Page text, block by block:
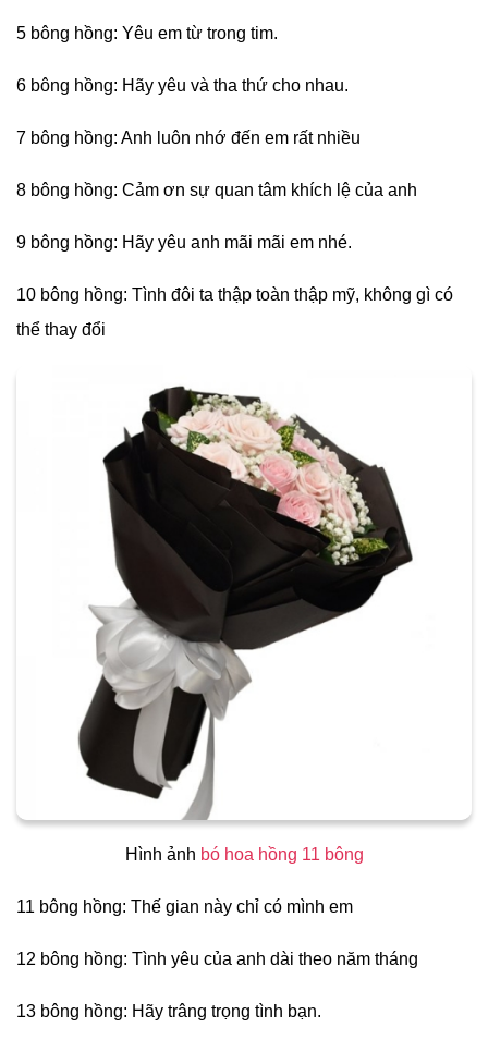
5 bông hồng: Yêu em từ trong tim.
6 bông hồng: Hãy yêu và tha thứ cho nhau.
7 bông hồng: Anh luôn nhớ đến em rất nhiều
8 bông hồng: Cảm ơn sự quan tâm khích lệ của anh
9 bông hồng: Hãy yêu anh mãi mãi em nhé.
10 bông hồng: Tình đôi ta thập toàn thập mỹ, không gì có
thể thay đổi
Hình ảnh bó hoa hồng 11 bông
11 bông hồng: Thế gian này chỉ có mình em
12 bông hồng: Tình yêu của anh dài theo năm tháng
13 bông hồng: Hãy trâng trọng tình bạn.